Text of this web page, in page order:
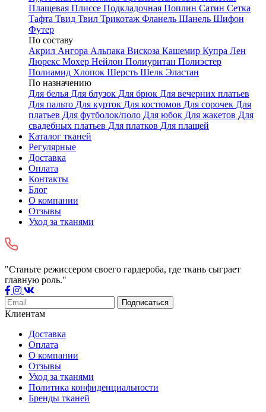
Плащевая Плиссе Подкладочная Поплин Сатин Сетка
Тафта Твид Твил Трикотаж Фланель Шанель Шифон
Футер
По составу
Акрил Ангора Альпака Вискоза Кашемир Купра Лен
Люрекс Мохер Нейлон Полиуритан Полиэстер
Полиамид Хлопок Шерсть Шелк Эластан
По назначению
Для белья Для блузок Для брюк Для вечерних платьев
Для пальто Для курток Для костюмов Для сорочек Для
платьев Для футболок/поло Для юбок Для жакетов Для
свадебных платьев Для платков Для плащей
Каталог тканей
Регулярные
Доставка
Оплата
Контакты
Блог
О компании
Отзывы
Уход за тканями
"Станьте режиссером своего гардероба, где ткань сыграет
главную роль."
Подписаться
Клиентам
Доставка
Оплата
О компании
Отзывы
Уход за тканями
Политика конфиденциальности
Бренды тканей